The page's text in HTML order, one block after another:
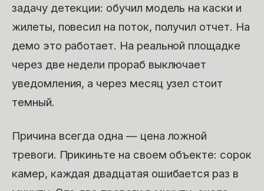
задачу детекции: обучил модель на каски и
жилеты, повесил на поток, получил отчет. На
демо это работает. На реальной площадке
через две недели прораб выключает
уведомления, а через месяц узел стоит
темный.
Причина всегда одна — цена ложной
тревоги. Прикиньте на своем объекте: сорок
камер, каждая двадцатая ошибается раз в